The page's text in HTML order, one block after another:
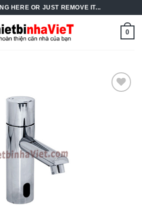
HERE OR JUST REMOVE IT...
0